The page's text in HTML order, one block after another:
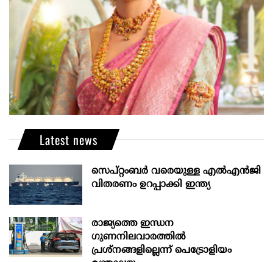
Latest news
സെപ്റ്റംബർ വരെയുള്ള എൽഎൻജി
വിതരണം ഉറപ്പാക്കി ഇന്ത്യ
രാജ്യത്തെ ഇന്ധന
ഗുണനിലവാരത്തില്‍
പ്രശ്‌നങ്ങളില്ലെന്ന് പെട്രോളിയം